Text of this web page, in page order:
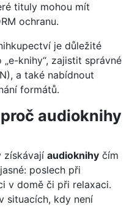
tituly mohou mít
ochranu.
je důležité
knihy“, zajistit správné
a také nabídnout
formátů.
audioknihy
získávají audioknihy čím
poslech při
v domě či při relaxaci.
situacích, kdy není